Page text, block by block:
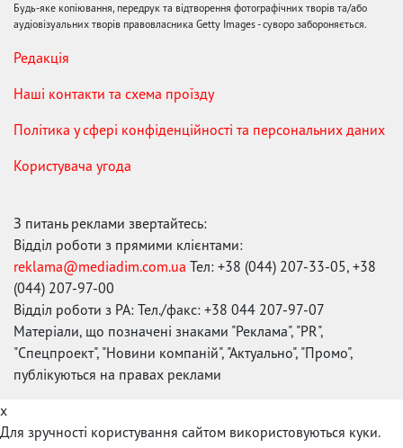
Будь-яке копіювання, передрук та відтворення фотографічних творів та/або
аудіовізуальних творів правовласника Getty Images - суворо забороняється.
Редакція
Наші контакти та схема проїзду
Політика у сфері конфіденційності та персональних даних
Користувача угода
З питань реклами звертайтесь:
Відділ роботи з прямими клієнтами:
reklama@mediadim.com.ua Тел: +38 (044) 207-33-05, +38
(044) 207-97-00
Відділ роботи з РА: Тел./факс: +38 044 207-97-07
Матеріали, що позначені знаками "Реклама", "PR",
"Спецпроект", "Новини компаній", "Актуально", "Промо",
публікуються на правах реклами
x
Для зручності користування сайтом використовуються куки.